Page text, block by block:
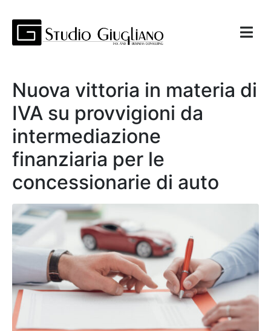
Nuova vittoria in materia di
IVA su provvigioni da
intermediazione
finanziaria per le
concessionarie di auto